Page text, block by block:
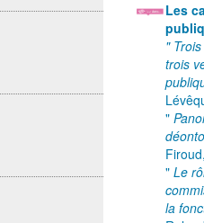
Les
"
trois
"
"Le
la